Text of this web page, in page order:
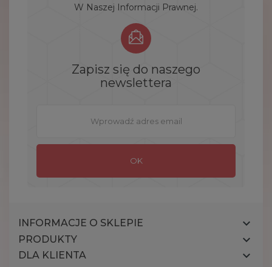
W Naszej Informacji Prawnej.
Zapisz się do naszego
newslettera
INFORMACJE O SKLEPIE 
PRODUKTY 
DLA KLIENTA 